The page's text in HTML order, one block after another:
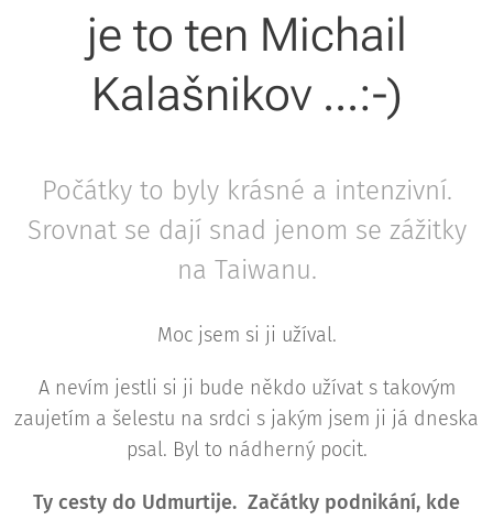
je to ten Michail
Kalašnikov ...:-)
Počátky to byly krásné a intenzivní.
Srovnat se dají snad jenom se zážitky
na Taiwanu.
Moc jsem si ji užíval.
A nevím jestli si ji bude někdo užívat s takovým
zaujetím a šelestu na srdci s jakým jsem ji já dneska
psal. Byl to nádherný pocit.
Ty cesty do Udmurtije. Začátky podnikání, kde